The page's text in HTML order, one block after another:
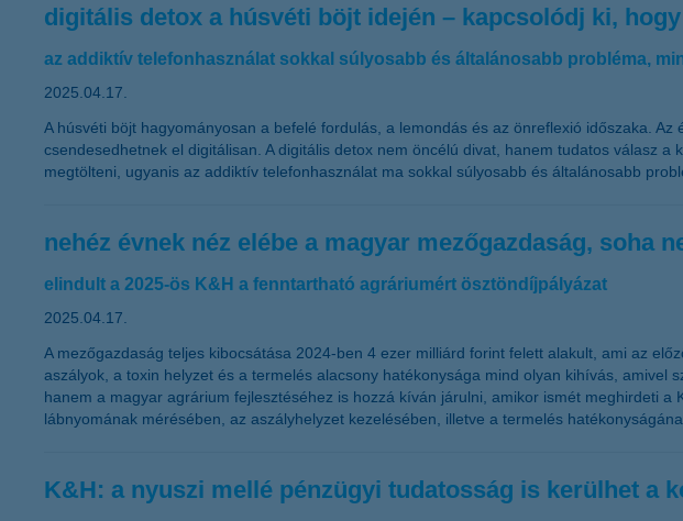
digitális detox a húsvéti böjt idején – kapcsolódj ki,
az addiktív telefonhasználat sokkal súlyosabb és általánosabb probléma,
2025.04.17.
A húsvéti böjt hagyományosan a befelé fordulás, a lemondás és az önreflexió időszaka.
csendesedhetnek el digitálisan. A digitális detox nem öncélú divat, hanem tudatos válasz
megtölteni, ugyanis az addiktív telefonhasználat ma sokkal súlyosabb és általánosabb
nehéz évnek néz elébe a magyar mezőgazdaság, soha
elindult a 2025-ös K&H a fenntartható agráriumért ösztöndíjpályázat
2025.04.17.
A mezőgazdaság teljes kibocsátása 2024-ben 4 ezer milliárd forint felett alakult, ami az
aszályok, a toxin helyzet és a termelés alacsony hatékonysága mind olyan kihívás, amivel
hanem a magyar agrárium fejlesztéséhez is hozzá kíván járulni, amikor ismét meghirdeti
lábnyomának mérésében, az aszályhelyzet kezelésében, illetve a termelés
K&H: a nyuszi mellé pénzügyi tudatosság is kerülhet a